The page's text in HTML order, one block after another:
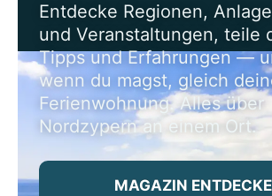
Entdecke Regionen,
und Veranstaltungen, teile
Tipps und Erfahrungen —
wenn du magst, gleich
Ferienwohnung. Alles über
Nordzypern an einem Ort.
MAGAZIN